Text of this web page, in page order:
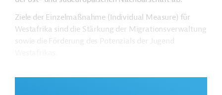
Ziele der Einzelmaßnahme (Individual Measure) für
Westafrika sind die Stärkung der Migrationsverwaltung
sowie die Förderung des Potenzials der Jugend